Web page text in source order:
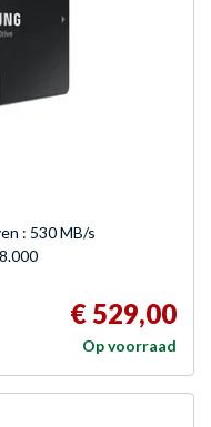
: 530 MB/s
€ 529,00
Op voorraad